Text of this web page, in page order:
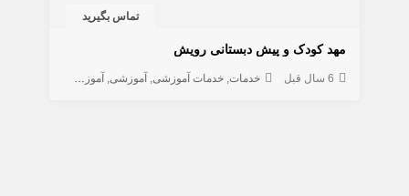
تماس بگیرید
مهد کودک و پیش دبستانی رویش
6 سال قبل خدمات خدمات آموزشی آموزشی آموزش تخصصی